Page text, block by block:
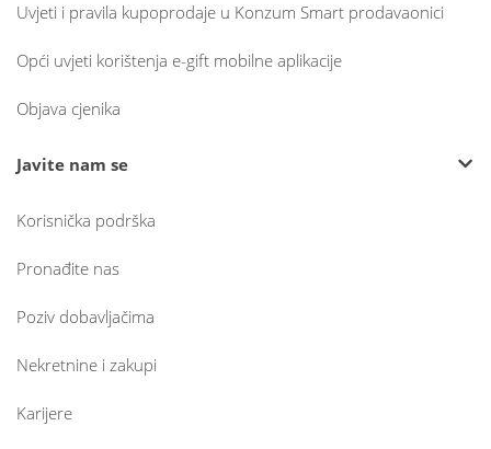
Uvjeti i pravila kupoprodaje u Konzum Smart prodavaonici
Opći uvjeti korištenja e-gift mobilne aplikacije
Objava cjenika
Javite nam se
Korisnička podrška
Pronađite nas
Poziv dobavljačima
Nekretnine i zakupi
Karijere